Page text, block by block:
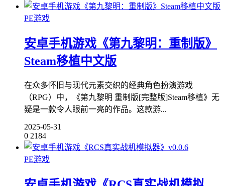
PE游戏
安卓手机游戏《第九黎明：重制版》
Steam移植中文版
在众多怀旧与现代元素交织的经典角色扮演游戏
（RPG）中，《第九黎明 重制版[完整版]Steam移植》无
疑是一款令人眼前一亮的作品。这款游...
2025-05-31
0 2184
PE游戏